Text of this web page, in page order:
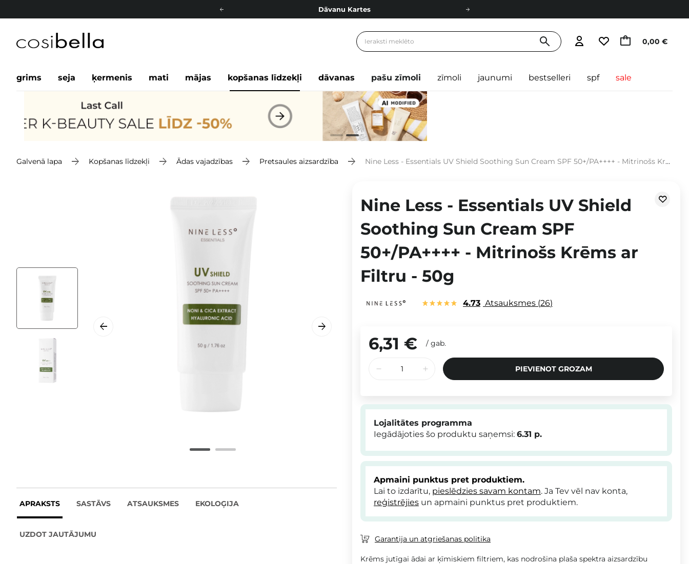
Dāvanu Kartes
Bezmaskas piegāde no 49,00 € 0,00 €
grims seja ķermenis mati mājas kopšanas līdzekļi dāvanas pašu zīmoli zīmoli jaunumi bestselleri spf sale
Galvenā lapa Kopšanas līdzekļi Ādas vajadzības Pretsaules aizsardzība Nine Less - Essentials UV Shield Soothing Sun Cream SPF 50+/PA++++ - Mitrinošs Krēms ar Filtru - 50g
APRAKSTS SASTĀVS ATSAUKSMES EKOLOĢIJA
UZDOT JAUTĀJUMU
Nine Less - Essentials UV Shield
Soothing Sun Cream SPF
50+/PA++++ - Mitrinošs Krēms ar
Filtru - 50g
4.73 Atsauksmes 26
6,31 € / gab.
PIEVIENOT GROZAM
Lojalitātes programma
Iegādājoties šo produktu saņemsi: 6.31 p.
Apmaini punktus pret produktiem.
Lai to izdarītu, pieslēdzies savam kontam. Ja Tev vēl nav konta,
reģistrējies un apmaini punktus pret produktiem.
Garantija un atgriešanas politika
Krēms jutīgai ādai ar ķīmiskiem filtriem, kas nodrošina plaša spektra aizsardzību